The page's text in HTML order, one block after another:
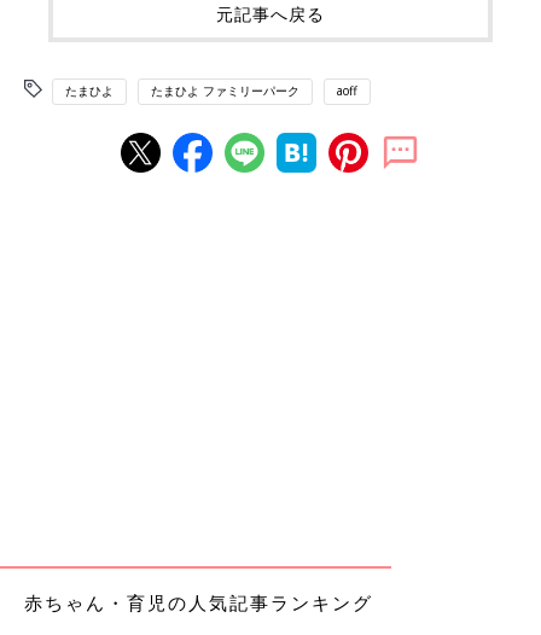
元記事へ戻る
たまひよ たまひよ ファミリーパーク aoff
赤ちゃん・育児の人気記事ランキング